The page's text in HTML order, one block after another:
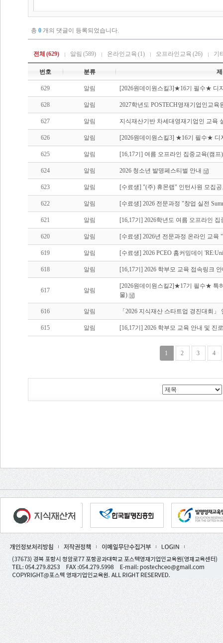
총 0 개의 댓글이 등록되었습니다.
전체 (629) 알림 (589) 온라인교육 (1) 오프라인교육 (26) 기
번호 분류
629 알림 [2026원데이원스킬3]★16기 필수★ 디
628 알림 2027학년도 POSTECH영재기업인교육
627 알림 지식재산기반 차세대영재기업인 교육
626 알림 [2026원데이원스킬3] ★16기 필수★ 디
625 알림 [16,17기] 여름 오프라인 집중교육(캠
624 알림 2026 청소년 발명페스티벌 안내
623 알림 [수료생] "(주) 휴몬랩" 인턴사원 모집
622 알림 [수료생] 2026 전문과정 "창업 실전
621 알림 [16,17기] 2026학년도 여름 오프라인
620 알림 [수료생] 2026년 전문과정 온라인 교육
619 알림 [수료생] 2026 PCEO 홈커밍데이
618 알림 [16,17기] 2026 학부모 교육 접속링크
617 알림
[2026원데이원스킬2]★17기 필수★ 특
물)
616 알림 「2026 지식재산 스타트업 경진대회」
615 알림 [16,17기] 2026 학부모 교육 안내 및 진
1 2 3 4